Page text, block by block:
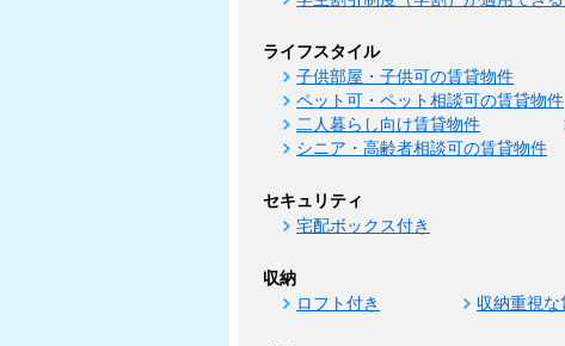
ライフスタイル
子供部屋・子供可の賃貸物件
ペット可・ペット相談可の賃貸物件
二人暮らし向け賃貸物件
シニア・高齢者相談可の賃貸物件
セキュリティ
宅配ボックス付き
収納
ロフト付き 収納重視